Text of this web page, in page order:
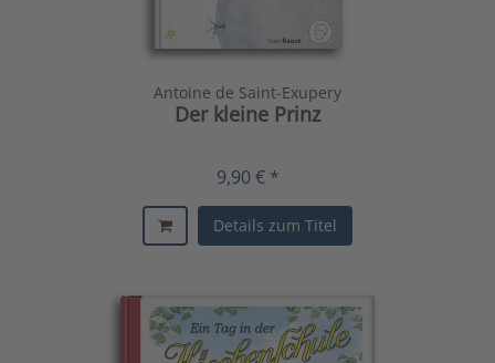
Antoine de Saint-Exupery
Der kleine Prinz
9,90 € *
Details zum Titel